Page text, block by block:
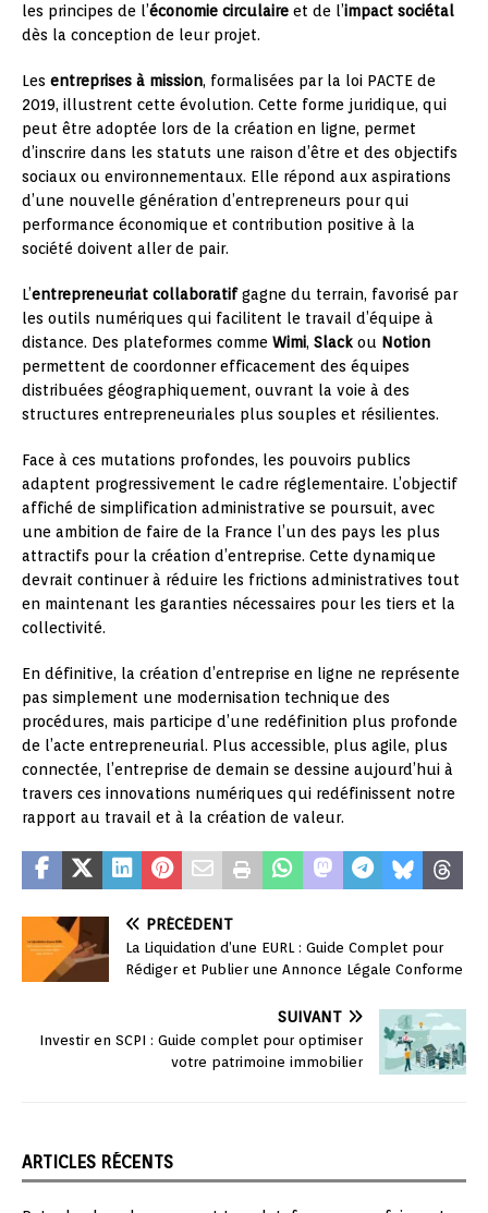
les principes de l’économie circulaire et de l’impact sociétal
dès la conception de leur projet.
Les entreprises à mission, formalisées par la loi PACTE de
2019, illustrent cette évolution. Cette forme juridique, qui
peut être adoptée lors de la création en ligne, permet
d’inscrire dans les statuts une raison d’être et des objectifs
sociaux ou environnementaux. Elle répond aux aspirations
d’une nouvelle génération d’entrepreneurs pour qui
performance économique et contribution positive à la
société doivent aller de pair.
L’entrepreneuriat collaboratifgagne du terrain, favorisé par
les outils numériques qui facilitent le travail d’équipe à
distance. Des plateformes comme Wimi, Slack ou Notion
permettent de coordonner efficacement des équipes
distribuées géographiquement, ouvrant la voie à des
structures entrepreneuriales plus souples et résilientes.
Face à ces mutations profondes, les pouvoirs publics
adaptent progressivement le cadre réglementaire. L’objectif
affiché de simplification administrative se poursuit, avec
une ambition de faire de la France l’un des pays les plus
attractifs pour la création d’entreprise. Cette dynamique
devrait continuer à réduire les frictions administratives tout
en maintenant les garanties nécessaires pour les tiers et la
collectivité.
En définitive, la création d’entreprise en ligne ne représente
pas simplement une modernisation technique des
procédures, mais participe d’une redéfinition plus profonde
de l’acte entrepreneurial. Plus accessible, plus agile, plus
connectée, l’entreprise de demain se dessine aujourd’hui à
travers ces innovations numériques qui redéfinissent notre
rapport au travail et à la création de valeur.
PRÉCÉDENT
La Liquidation d’une EURL : Guide Complet pour
Rédiger et Publier une Annonce Légale Conforme
SUIVANT
Investir en SCPI : Guide complet pour optimiser
votre patrimoine immobilier
ARTICLES RÉCENTS